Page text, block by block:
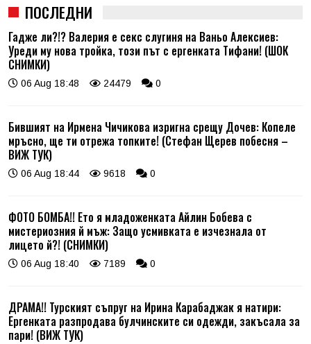
ПОСЛЕДНИ
Гадже ли?!? Валерия е секс слугиня на Ваньо Алексиев:
Уреди му нова тройка, този път с ергенката Тифани! (ШОК
СНИМКИ)
06 Aug 18:48 24479 0
Бившият на Ирмена Чичикова изригна срещу Дочев: Копеле
мръсно, ще ти отрежа топките! (Стефан Щерев побесня –
ВИЖ ТУК)
06 Aug 18:44 9618 0
ФОТО БОМБА!! Ето я младоженката Айлин Бобева с
мистериозния й мъж: Защо усмивката е изчезнала от
лицето й?! (СНИМКИ)
06 Aug 18:40 7189 0
ДРАМА!! Турският съпруг на Ирина Карабаджак я натири:
Ергенката разпродава булчинските си одежди, закъсала за
пари! (ВИЖ ТУК)